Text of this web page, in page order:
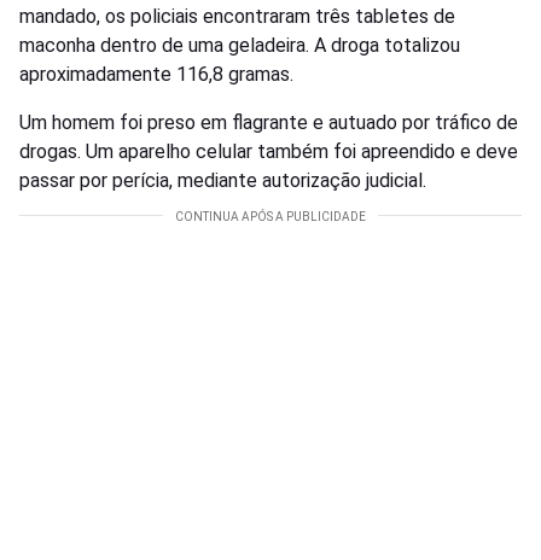
mandado, os policiais encontraram três tabletes de
maconha dentro de uma geladeira. A droga totalizou
aproximadamente 116,8 gramas.
Um homem foi preso em flagrante e autuado por tráfico de
drogas. Um aparelho celular também foi apreendido e deve
passar por perícia, mediante autorização judicial.